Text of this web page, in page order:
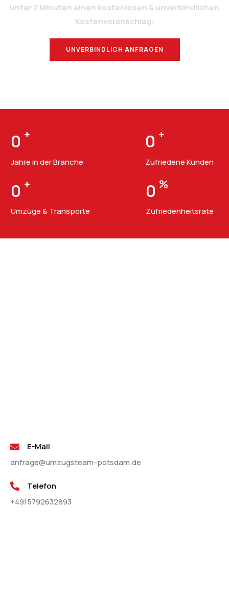
unter 2 Minuten einen kostenlosen & unverbindlichen
Kostenvoranschlag:
UNVERBINDLICH ANFRAGEN
0 +
Jahre in der Branche
0 +
Zufriedene Kunden
0 +
Umzüge & Transporte
0 %
Zufriedenheitsrate
E-Mail
anfrage@umzugsteam-potsdam.de
Telefon
+4915792632893